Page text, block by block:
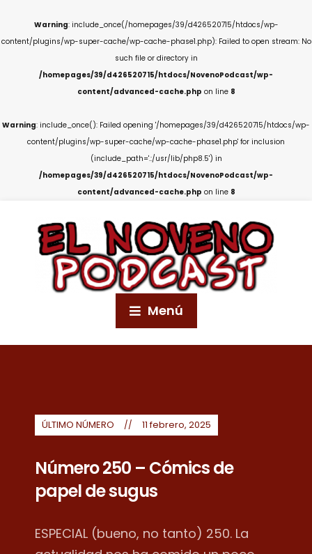
Warning: include_once(/homepages/39/d426520715/htdocs/wp-
content/plugins/wp-super-cache/wp-cache-phase1.php): Failed to open stream: No
such file or directory in
/homepages/39/d426520715/htdocs/NovenoPodcast/wp-
content/advanced-cache.php on line 8
Warning: include_once(): Failed opening '/homepages/39/d426520715/htdocs/wp-
content/plugins/wp-super-cache/wp-cache-phase1.php' for inclusion
(include_path='.:/usr/lib/php8.5') in
/homepages/39/d426520715/htdocs/NovenoPodcast/wp-
content/advanced-cache.php on line 8
Menú
ÚLTIMO NÚMERO 11 febrero, 2025
Número 250 – Cómics de
papel de sugus
ESPECIAL (bueno, no tanto) 250. La